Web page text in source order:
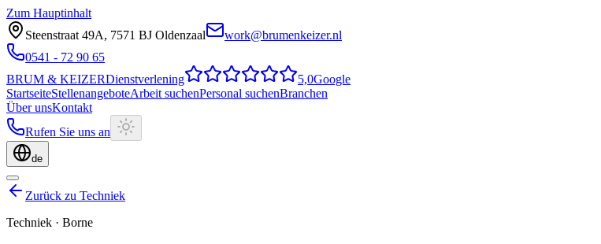
Zum Hauptinhalt
Steenstraat 49A, 7571 BJ Oldenzaal
work@brumenkeizer.nl
0541 - 72 90 65
BRUM & KEIZERDienstverlening 5,0Google
StartseiteStellenangeboteArbeit suchenPersonal suchenBranchen
Über unsKontakt
Rufen Sie uns an
de
Zurück zu Techniek
Techniek · Borne